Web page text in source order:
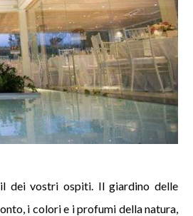
dei vostri ospiti. Il giardino delle
i colori e i profumi della natura,